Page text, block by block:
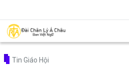
Tin Giáo Hội